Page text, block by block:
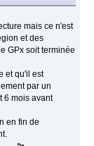
mais ce n'est
et des
GPx soit terminée
et qu'il est
par un
6 mois avant
en fin de